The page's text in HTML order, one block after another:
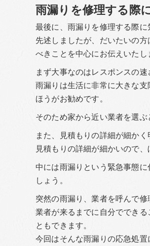
雨漏りを修理する際
最後に、雨漏りを修理する際
先述しましたが、だいたいの
べきことを中心にお伝えいたし
まず大事なのはレスポンスの速
雨漏りは生活に非常に大きな
ほうがお勧めです。
そのため家から近い業者を選ぶ
また、見積もりの詳細が細か
見積もりの詳細が細かいので
中には雨漏りという緊急事態
しょう。
突然の雨漏り、業者を呼んで
業者が来るまでに自分ででき
ともできます。
今回はそんな雨漏りの応急処置